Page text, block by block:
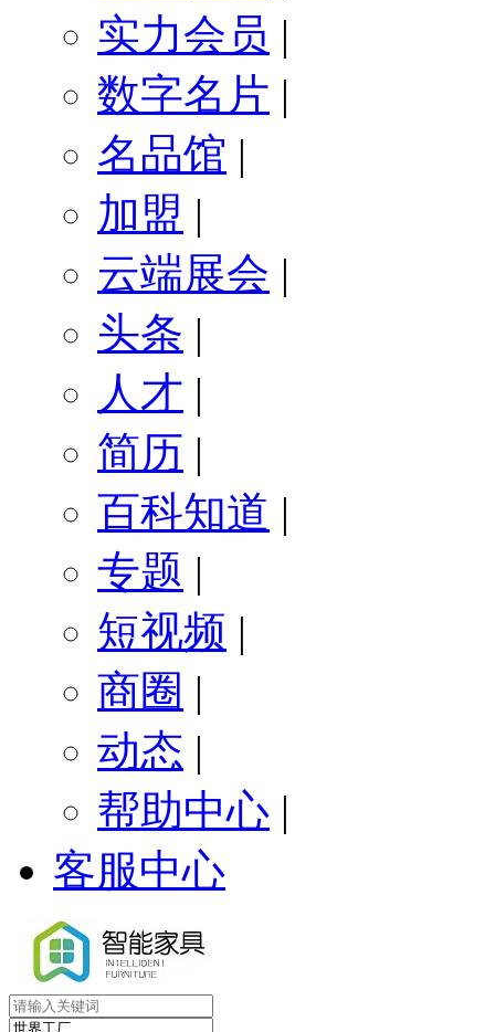
实力会员 |
数字名片 |
名品馆 |
加盟 |
云端展会 |
头条 |
人才 |
简历 |
百科知道 |
专题 |
短视频 |
商圈 |
动态 |
帮助中心 |
客服中心